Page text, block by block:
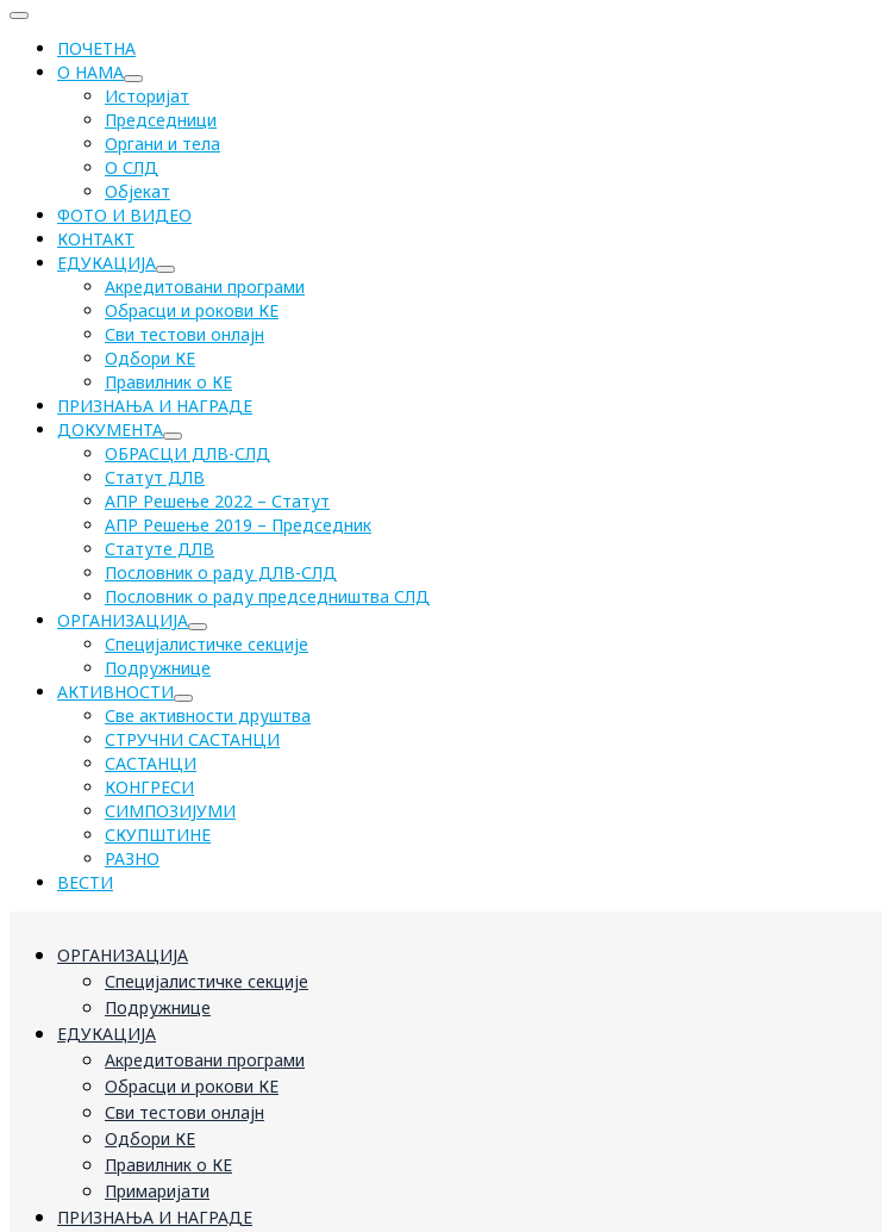
ПОЧЕТНА
О НАМА
Историјат
Председници
Органи и тела
О СЛД
Објекат
ФОТО И ВИДЕО
КОНТАКТ
ЕДУКАЦИЈА
Акредитовани програми
Обрасци и рокови КЕ
Сви тестови онлајн
Одбори КЕ
Правилник о КЕ
ПРИЗНАЊА И НАГРАДЕ
ДОКУМЕНТА
ОБРАСЦИ ДЛВ-СЛД
Статут ДЛВ
АПР Решење 2022 – Статут
АПР Решење 2019 – Председник
Статуте ДЛВ
Пословник о раду ДЛВ-СЛД
Пословник о раду председништва СЛД
ОРГАНИЗАЦИЈА
Специјалистичке секције
Подружнице
АКТИВНОСТИ
Све активности друштва
СТРУЧНИ САСТАНЦИ
САСТАНЦИ
КОНГРЕСИ
СИМПОЗИЈУМИ
СКУПШТИНЕ
РАЗНО
ВЕСТИ
ОРГАНИЗАЦИЈА
Специјалистичке секције
Подружнице
ЕДУКАЦИЈА
Акредитовани програми
Обрасци и рокови КЕ
Сви тестови онлајн
Одбори КЕ
Правилник о КЕ
Примаријати
ПРИЗНАЊА И НАГРАДЕ